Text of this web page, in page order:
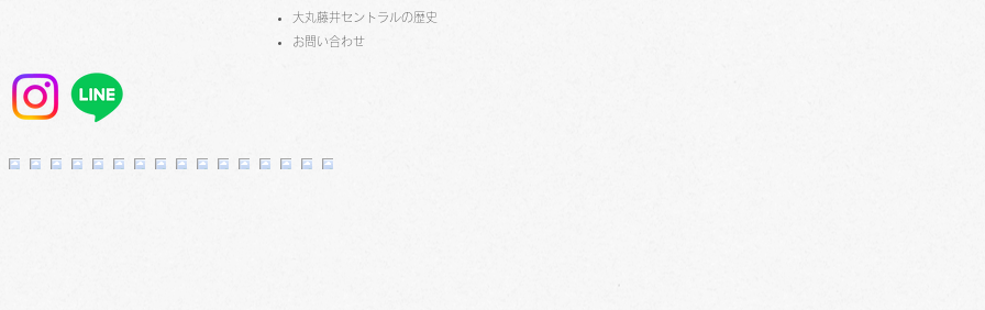
大丸藤井セントラルの歴史
​お問い合わせ